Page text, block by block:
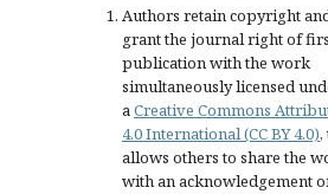
Authors retain copyright
grant the journal right of
publication with the work
simultaneously licensed
aCreative Commons
4.0 International (CC BY 4.0),
allows others to share the
with an acknowledgement